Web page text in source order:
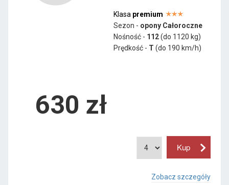
Klasa premium
Sezon - opony Całoroczne
Nośność - 112(do 1120 kg)
Prędkość - T (do 190 km/h)
630 zł
Zobacz szczegóły